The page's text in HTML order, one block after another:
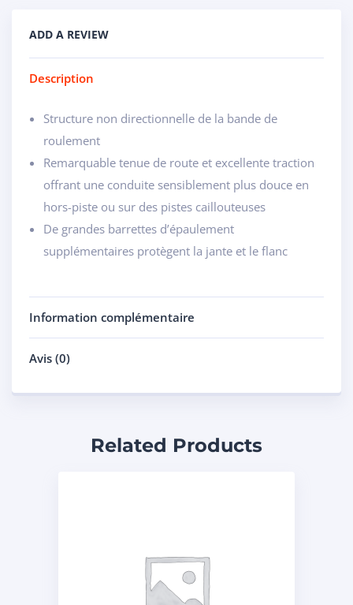
ADD A REVIEW
Description
Structure non directionnelle de la bande de
roulement
Remarquable tenue de route et excellente traction
offrant une conduite sensiblement plus douce en
hors-piste ou sur des pistes caillouteuses
De grandes barrettes d’épaulement
supplémentaires protègent la jante et le flanc
Information complémentaire
Avis (0)
Related Products